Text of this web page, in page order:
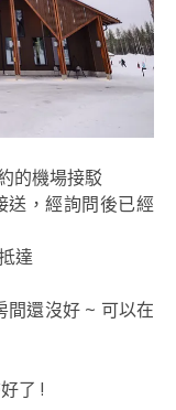
的機場接駁
，經詢問後已經
達
間還沒好 ~ 可以在
了 !